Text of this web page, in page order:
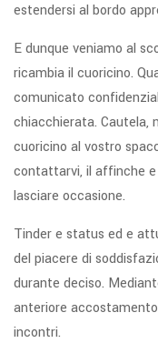
estendersi al bordo
E dunque veniamo al
ricambia il cuoricino.
comunicato
chiacchierata. Cautela,
cuoricino al vostro
contattarvi, il affinche
lasciare occasione.
Tinder e status ed e
del piacere di
durante deciso.
anteriore
incontri.